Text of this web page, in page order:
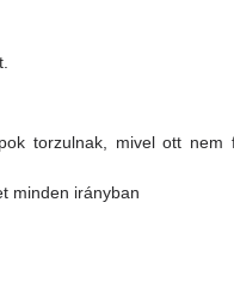
torzulnak, mivel ott nem
minden irányban